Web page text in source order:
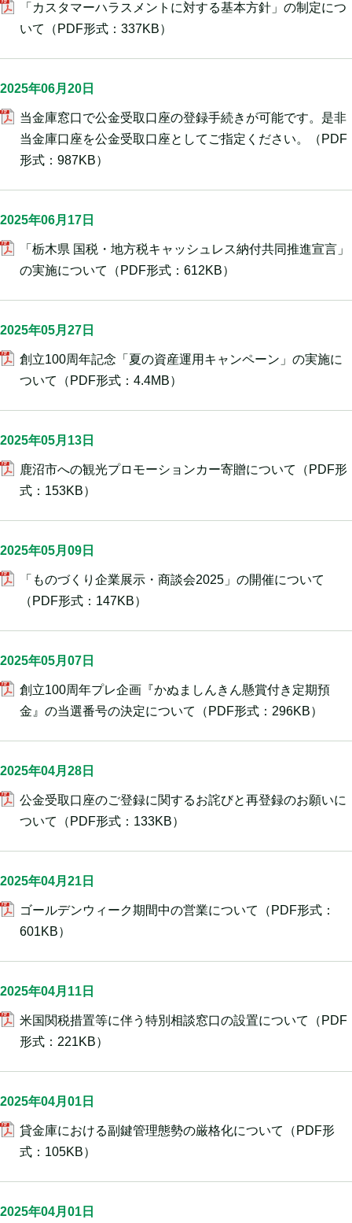
「カスタマーハラスメントに対する基本方針」の制定につ
いて
（PDF形式：337KB）
2025年06月20日
当金庫窓口で公金受取口座の登録手続きが可能です。是非
当金庫口座を公金受取口座としてご指定ください。
（PDF
形式：987KB）
2025年06月17日
「栃木県 国税・地方税キャッシュレス納付共同推進宣言」
の実施について
（PDF形式：612KB）
2025年05月27日
創立100周年記念「夏の資産運用キャンペーン」の実施に
ついて
（PDF形式：4.4MB）
2025年05月13日
鹿沼市への観光プロモーションカー寄贈について
（PDF形
式：153KB）
2025年05月09日
「ものづくり企業展示・商談会2025」の開催について
（PDF形式：147KB）
2025年05月07日
創立100周年プレ企画『かぬましんきん懸賞付き定期預
金』の当選番号の決定について
（PDF形式：296KB）
2025年04月28日
公金受取口座のご登録に関するお詫びと再登録のお願いに
ついて
（PDF形式：133KB）
2025年04月21日
ゴールデンウィーク期間中の営業について
（PDF形式：
601KB）
2025年04月11日
米国関税措置等に伴う特別相談窓口の設置について
（PDF
形式：221KB）
2025年04月01日
貸金庫における副鍵管理態勢の厳格化について
（PDF形
式：105KB）
2025年04月01日